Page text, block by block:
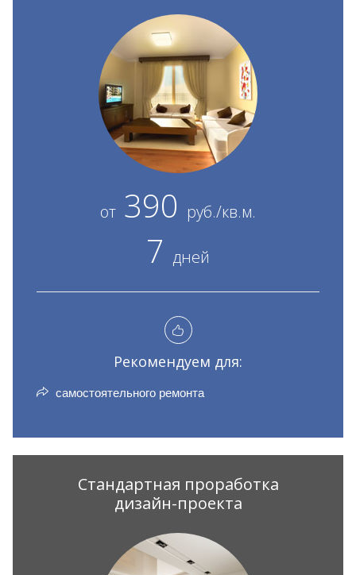
от 390 руб./кв.м.
7 дней
Рекомендуем для:
самостоятельного ремонта
Стандартная проработка
дизайн-проекта